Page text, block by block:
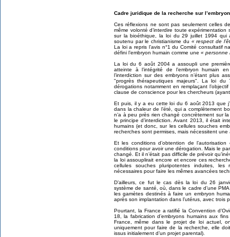
Cadre juridique de la recherche sur
Ces réflexions ne sont pas seulement celles
même volonté d’interdire toute
sur la bioéthique, la loi du 29 juillet 1994 qui
soutenu par le christianisme du « respect de
La loi a repris l’avis n°1 du Comité consultatif
défini l’embryon humain comme une « personne
La loi du 6 août 2004 a assoupli une
atteinte à l’intégrité de l’embryon humain
l’interdiction sur des embryons n’étant plus
"progrès thérapeutiques majeurs". La loi
dérogations notamment en remplaçant
clause de conscience pour les chercheurs
Et puis, il y a eu cette loi du 6 août 2013 que
dans la chaleur de l’été, qui a complètement
n’a à peu près rien changé concrètement sur
le principe d’interdiction. Avant 2013, il était
humains (et donc, sur les cellules souches
recherches sont permises, mais nécessitent une
Et les conditions d’obtention de
conditions pour avoir une dérogation. Mais le
changé. Et il n’était pas difficile de prévoir
la loi assouplirait encore et encore ces
cellules souches pluripotentes induites,
nécessaires pour faire les mêmes avancées
D’ailleurs, ce fut le cas dès la loi du 26
système de santé, où, dans le cadre d’une
les gamètes destinés à faire un embryon
après son implantation dans l’utérus, avec
Pourtant, la France a ratifié la Convention
18, la fabrication d’embryons humains aux
France, même dans le projet de loi actuel,
uniquement pour faire de la recherche, elle
issus initialement d’un projet parental).